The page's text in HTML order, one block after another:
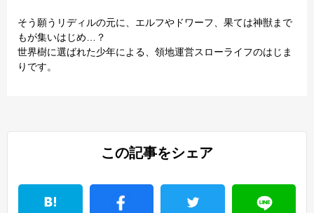
そう願うリディルの元に、エルフやドワーフ、果ては神獣まで
もが集いはじめ…？
世界樹に選ばれた少年による、領地運営スローライフのはじま
りです。
この記事をシェア